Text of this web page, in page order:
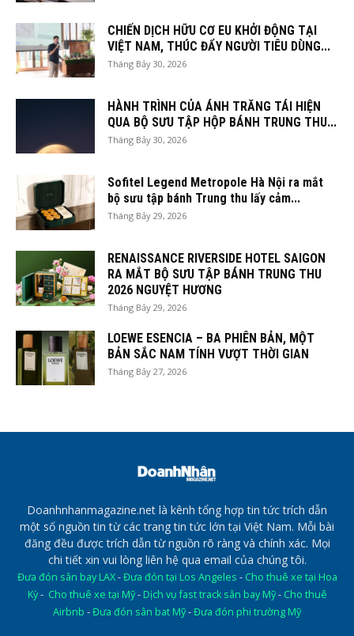
CHIẾN DỊCH HỮU CƠ EU KHỞI ĐỘNG TẠI
VIỆT NAM, THÚC ĐẨY NGƯỜI TIÊU DÙNG...
Tháng Bảy 30, 2026
HÀNH TRÌNH CỦA ÁNH TRĂNG TÁI HIỆN
QUA BỘ SƯU TẬP HỘP BÁNH TRUNG THU...
Tháng Bảy 30, 2026
Sofitel Legend Metropole Hà Nội ra mắt
bộ sưu tập bánh Trung thu lấy cảm...
Tháng Bảy 29, 2026
RENAISSANCE RIVERSIDE HOTEL SAIGON
RA MẮT BỘ SƯU TẬP BÁNH TRUNG THU
2026 NGUYỆT HƯƠNG
Tháng Bảy 29, 2026
LOEWE ESENCIA – BA PHIÊN BẢN, MỘT
BẢN SẮC NAM TÍNH VƯỢT THỜI GIAN
Tháng Bảy 27, 2026
Doanhnhanmagazine.net là kênh tổng hợp tin tức trích dẫn
một số nguồn tin từ các trang tin tức lớn tại Việt Nam. Mỗi bài
đăng đều được trích dẫn từ nguồn rõ ràng và chính xác. Mọi
chi tiết xin vui lòng liên hệ qua email của chúng tôi.
Đưa đón sân bay LAX-Đưa đón tại Los Angeles - Cho thuê xe tại Hoa
Kỳ- Cho thuê xe tại Mỹ- Dịch vụ fast track sân bay Mỹ- Cho thuê
Airbnb -Đưa đón sân bat Mỹ-Đưa đón phi trường Mỹ